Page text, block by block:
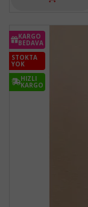
KARGO
BEDAVA
STOKTA
YOK
HIZLI
KARGO